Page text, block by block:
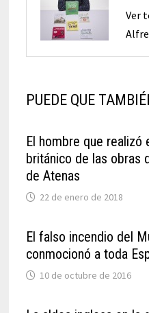
Ver
PUEDE QUE
El hombre que realizó
británico de las obras
de Atenas
22 de enero de 2018
El falso incendio del
conmocionó a toda
10 de octubre de 2016